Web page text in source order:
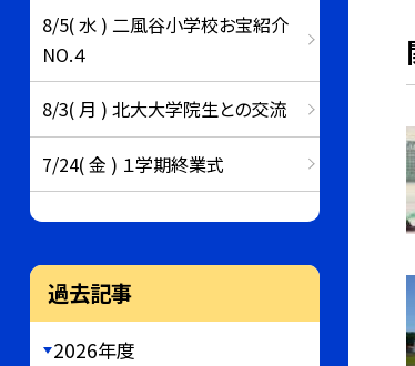
8/5( 水 ) 二風谷小学校お宝紹介
NO.４
8/3( 月 ) 北大大学院生との交流
7/24( 金 ) １学期終業式
過去記事
2026年度